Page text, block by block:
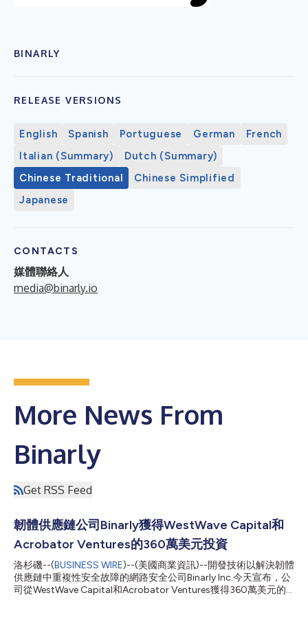
BINARLY
RELEASE VERSIONS
English Spanish Portuguese German
French
Italian (Summary)
Dutch (Summary)
Chinese Traditional
Chinese Simplified
Japanese
CONTACTS
媒體聯絡人
media@binarly.io
More News From
Binarly
Get RSS Feed
韌體供應鏈公司Binarly獲得WestWave Capital和
Acrobator Ventures的360萬美元投資
洛杉磯--(BUSINESS WIRE)--(美國商業資訊)--開發技術以解決韌體
供應鏈中重複性安全故障的網路安全公司Binarly Inc.今天宣布，公
司從WestWave Capital和Acrobator Ventures獲得360萬美元的